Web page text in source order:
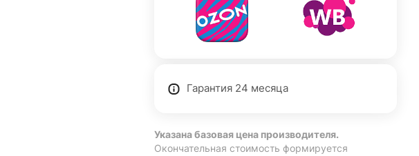
Гарантия 24 месяца
Указана базовая цена производителя.
Окончательная стоимость формируется